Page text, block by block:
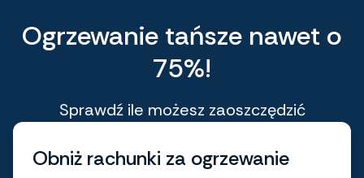
Ogrzewanie tańsze nawet o
75%!
Sprawdź ile możesz zaoszczędzić
Obniż rachunki za ogrzewanie